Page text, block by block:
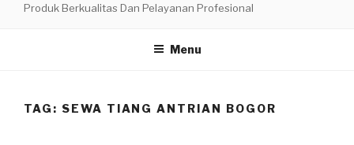
Produk Berkualitas Dan Pelayanan Profesional
Menu
TAG: SEWA TIANG ANTRIAN BOGOR